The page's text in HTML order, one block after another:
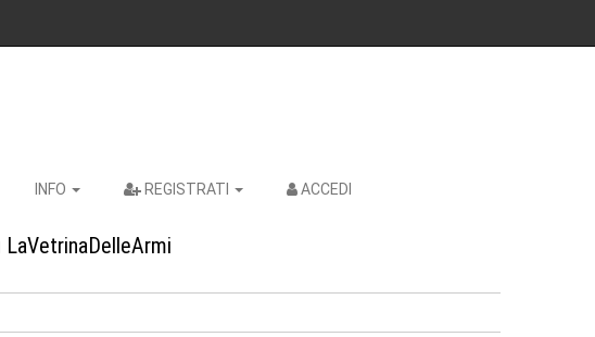
INFO REGISTRATI ACCEDI